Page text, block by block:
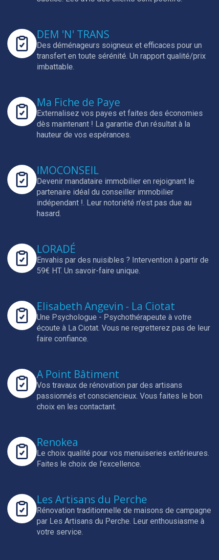
DEM 'N' TRANS
Des déménageurs soigneux et efficaces pour un
transfert en toute sérénité. Un rapport qualité/prix
imbattable.
Ma Fiche de Paye
Externalisez vos payes et faites des économies
dès maintenant ! La garantie d'un résultat à la
hauteur de vos espérances.
IMOCONSEIL
Devenir mandataire immobilier en rejoignant le
partenaire idéal du conseiller immobilier
indépendant !. Leur notoriété n'est pas due au
hasard.
LORADÉ
Envahis par des nuisibles ? Intervention à partir de
59€ HT. Un savoir-faire unique.
Elisabeth Angevin - La Ciotat
Une Psychologue - Psychothérapeute à votre
écoute à La Ciotat. Vous ne regretterez pas de leur
faire confiance.
A Point Bâtiment
Vos travaux de rénovation par des artisans
passionnés et consciencieux. Vous faites le bon
choix en les contactant.
Renokea
Le choix qualité pour vos menuiseries extérieures.
Faites le choix de l'excellence.
Les Artisans du Perche
Rénovation traditionnelle de maisons de campagne
par Les Artisans du Perche. Leur enthousiasme à
votre service.